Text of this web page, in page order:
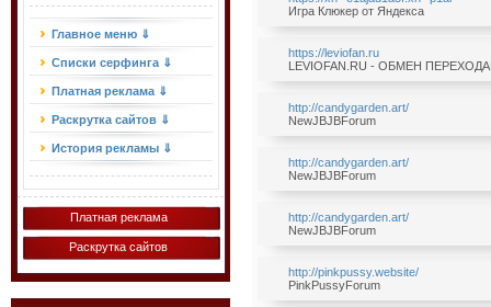
Главное меню ⇓
Списки серфинга ⇓
Платная реклама ⇓
Раскрутка сайтов ⇓
История рекламы ⇓
Платная реклама
Раскрутка сайтов
Игра Клюкер от Яндекса
https://leviofan.ru
LEVIOFAN.RU - ОБМЕН
http://candygarden.art/
NewJBJBForum
http://candygarden.art/
NewJBJBForum
http://candygarden.art/
NewJBJBForum
http://pinkpussy.website/
PinkPussyForum